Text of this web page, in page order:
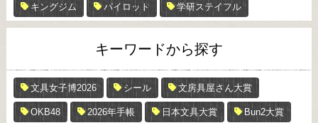
キングジム パイロット 学研ステイフル
キーワードから探す
文具女子博2026 シール 文房具屋さん大賞
OKB48 2026年手帳 日本文具大賞 Bun2大賞